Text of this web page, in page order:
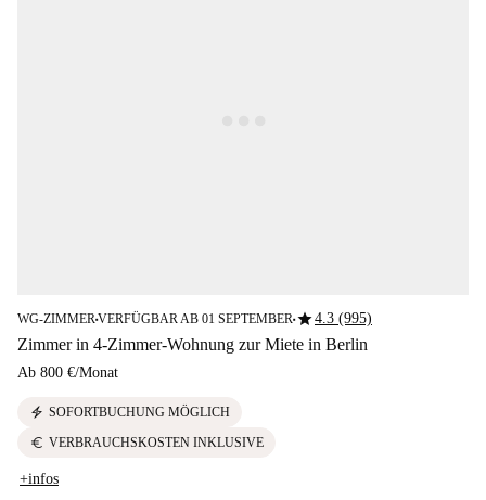
WG-ZIMMER■VERFÜGBAR AB 01 SEPTEMBER■star4.3 (995)
Zimmer in 4-Zimmer-Wohnung zur Miete in Berlin
Ab 800 €/Monat
electric_bolt SOFORTBUCHUNG MÖGLICH
euro VERBRAUCHSKOSTEN INKLUSIVE
+infos